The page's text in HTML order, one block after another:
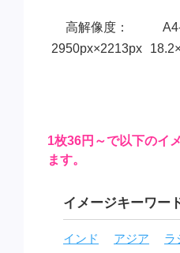
高解像度：
2950px×2213px
1枚36円～で以下のイ
ます。
イメージキーワー
インド アジア ラ